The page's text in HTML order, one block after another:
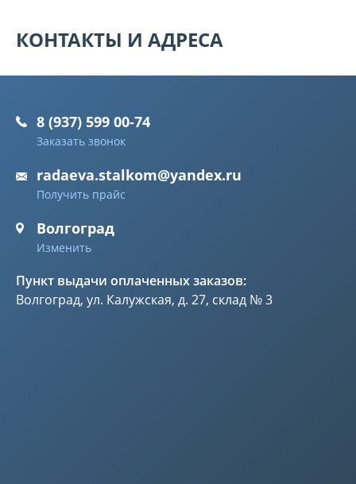
КОНТАКТЫ И АДРЕСА
8 (937) 599 00-74
Заказать звонок
radaeva.stalkom@yandex.ru
Получить прайс
Волгоград
Изменить
Пункт выдачи оплаченных заказов:
Волгоград, ул. Калужская, д. 27, склад № 3